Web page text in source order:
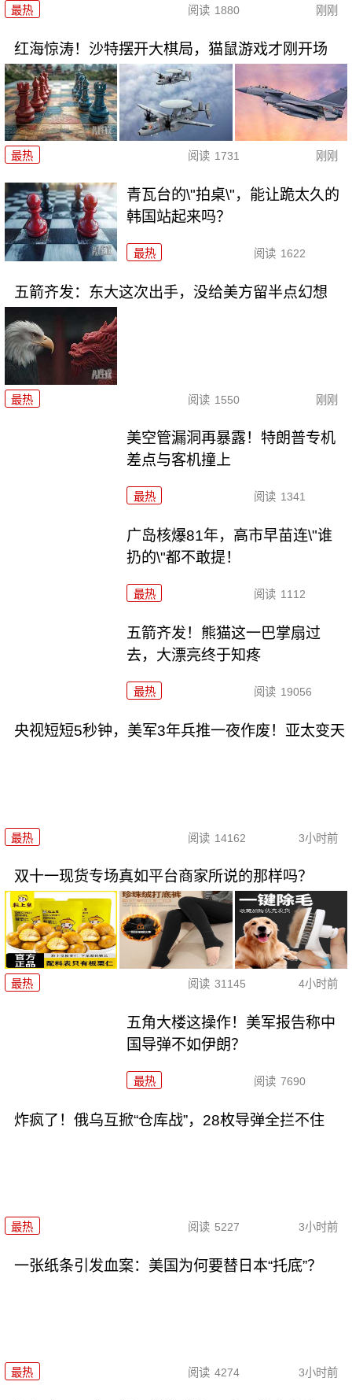
最热 阅读 1880 刚刚
红海惊涛！沙特摆开大棋局，猫鼠游戏才刚开场
最热 阅读 1731 刚刚
青瓦台的\"拍桌\"，能让跪太久的
韩国站起来吗？
最热 阅读 1622
五箭齐发：东大这次出手，没给美方留半点幻想
最热 阅读 1550 刚刚
美空管漏洞再暴露！特朗普专机
差点与客机撞上
最热 阅读 1341
广岛核爆81年，高市早苗连\"谁
扔的\"都不敢提！
最热 阅读 1112
五箭齐发！熊猫这一巴掌扇过
去，大漂亮终于知疼
最热 阅读 19056
央视短短5秒钟，美军3年兵推一夜作废！亚太变天
最热 阅读 14162 3小时前
双十一现货专场真如平台商家所说的那样吗？
最热 阅读 31145 4小时前
五角大楼这操作！美军报告称中
国导弹不如伊朗？
最热 阅读 7690
炸疯了！俄乌互掀“仓库战”，28枚导弹全拦不住
最热 阅读 5227 3小时前
一张纸条引发血案：美国为何要替日本“托底”？
最热 阅读 4274 3小时前